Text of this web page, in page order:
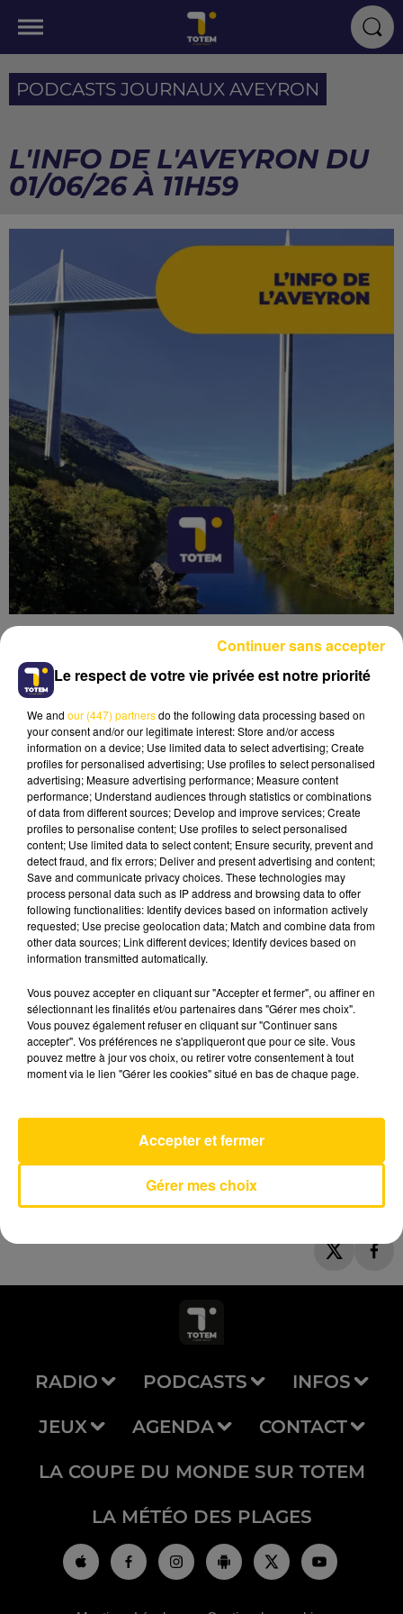
PODCASTS JOURNAUX AVEYRON
L'INFO DE L'AVEYRON DU
01/06/26 À 11H59
Lecture (7 min 21 sec)
1er juin 2026 - 7 min 21 sec
L'INFO DE L'AVEYRON DU 01/06/26 À
11H59
L'info de L'Aveyron
MYLENE FARMER
AVEYRON NORD
RADIO PODCASTS INFOS
JEUX AGENDA CONTACT
LA COUPE DU MONDE SUR TOTEM
LA MÉTÉO DES PLAGES
Le respect de votre vie privée est notre priorité
We and our (447) partnersdo the following data processing based on
your consent and/or our legitimate interest: Store and/or access
information on a device; Use limited data to select advertising; Create
profiles for personalised advertising; Use profiles to select personalised
advertising; Measure advertising performance; Measure content
performance; Understand audiences through statistics or combinations
of data from different sources; Develop and improve services; Create
profiles to personalise content; Use profiles to select personalised
content; Use limited data to select content; Ensure security, prevent and
detect fraud, and fix errors; Deliver and present advertising and content;
Save and communicate privacy choices. These technologies may
process personal data such as IP address and browsing data to offer
following functionalities: Identify devices based on information actively
requested; Use precise geolocation data; Match and combine data from
other data sources; Link different devices; Identify devices based on
information transmitted automatically.
Vous pouvez accepter en cliquant sur "Accepter et fermer", ou affiner en
sélectionnant les finalités et/ou partenaires dans "Gérer mes choix".
Vous pouvez également refuser en cliquant sur "Continuer sans
accepter". Vos préférences ne s'appliqueront que pour ce site. Vous
pouvez mettre à jour vos choix, ou retirer votre consentement à tout
moment via le lien "Gérer les cookies" situé en bas de chaque page.
Gérer mes choix
Accepter et fermer
Continuer sans accepter